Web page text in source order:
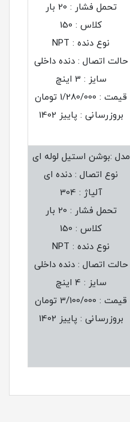
تحمل فشار : 20 بار
کلاس : 150
نوع دنده : NPT
حالت اتصال : دنده داخلی
سایز : 3 اینچ
قیمت : 1/280/000 تومان
بروزرسانی : پاییز 1402
مدل :بوشن استیل لوله ای
نوع اتصال : دنده ای
آلیاژ : 304
تحمل فشار : 20 بار
کلاس : 150
نوع دنده : NPT
حالت اتصال : دنده داخلی
سایز : 4 اینچ
قیمت : 3/100/000 تومان
بروزرسانی : پاییز 1402